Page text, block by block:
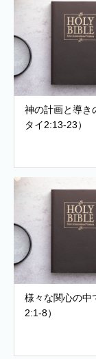
神の計画と導き
タイ2:13-23）
様々な関心の中
2:1-8）